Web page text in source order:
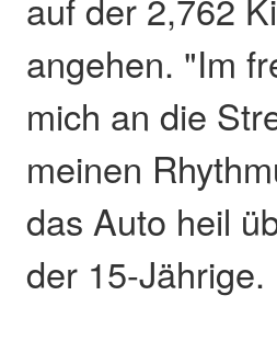
auf der 2,762
angehen. "Im
mich an die
meinen
das Auto heil
der 15-Jährige.